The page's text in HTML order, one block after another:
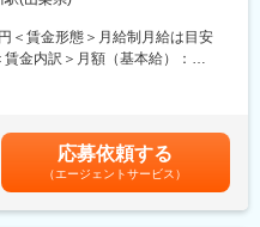
得などは会社全体でバックアッ
全般及びものづくり・生産技術
商社として、積極的な事業展開
く海外市場にも積極的に参入し
売上を更新し業績も好調です。ま
ずれかに配属予定です。電気・
、製品開発に取り組んでいただ
た筐体や構造部の設計
備に向けた各種ドキュメント作
＜賃金形態＞月給制月給は目安
金内訳＞月額（基本給）：
規定に準じ優遇いたします。賃
、選考を通じて上下する可能性
当を含めた表記です。
応募依頼する
（エージェントサービス）